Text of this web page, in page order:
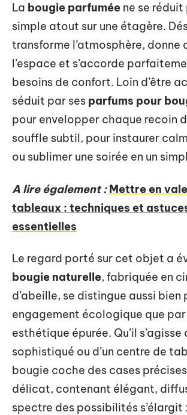
La bougie parfumée ne se réduit
simple atout sur une étagère.
transforme l’atmosphère, donne
l’espace et s’accorde
besoins de confort. Loin d’être
séduit par ses parfums pour
pour envelopper chaque recoin
souffle subtil, pour instaurer
ou sublimer une soirée en un
A lire également : Mettre en
tableaux : techniques et
essentielles
Le regard porté sur cet objet a
bougie naturelle, fabriquée en
d’abeille, se distingue aussi bien
engagement écologique que par
esthétique épurée. Qu’il s’agisse
sophistiqué ou d’un centre de
bougie coche des cases
délicat, contenant élégant,
spectre des possibilités s’élargit